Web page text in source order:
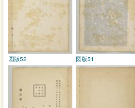
図版51
図版52